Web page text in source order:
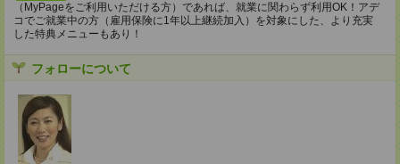
（MyPageをご利用いただける方）であれば、就業に関わらず利用OK！アデ
コでご就業中の方（雇用保険に1年以上継続加入）を対象にした、より充実
した特典メニューもあり！
フォローについて